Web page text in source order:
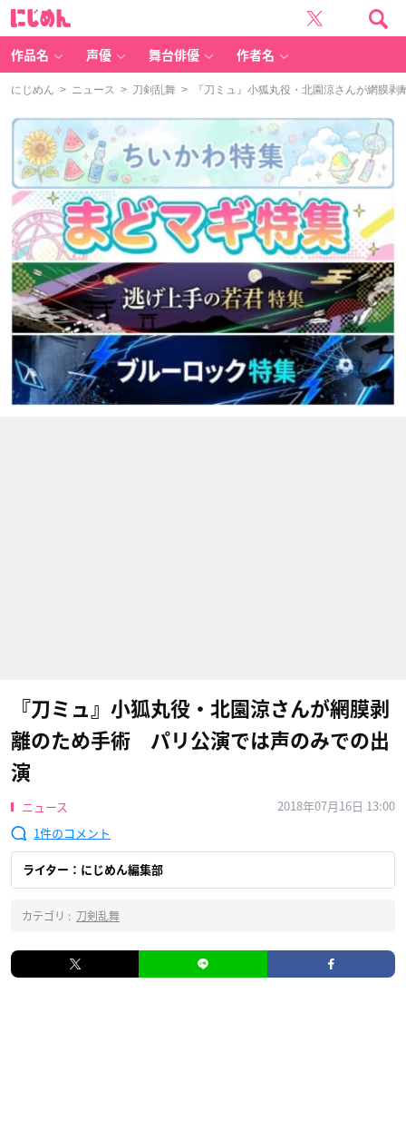
作品名 声優 舞台俳優 作者名
にじめん > ニュース > 刀剣乱舞 > 『刀ミュ』小狐丸役・北園涼さんが網膜
『刀ミュ』小狐丸役・北園涼さんが網膜剥
離のため手術 パリ公演では声のみでの出
演
ニュース
2018年07月16日 13:00
1
ライター：にじめん編集部
カテゴリ : 刀剣乱舞